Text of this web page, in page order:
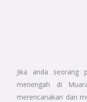
Jika anda seorang
menengah di
merencanakan dan